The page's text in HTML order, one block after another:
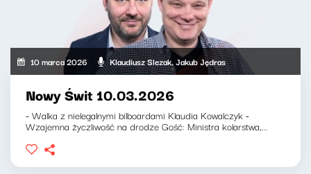
10 marca 2026 Klaudiusz Slezak, Jakub Jędras
Nowy Świt 10.03.2026
- Walka z nielegalnymi bilboardami Klaudia Kowalczyk -
Wzajemna życzliwość na drodze Gość: Ministra kolarstwa,...